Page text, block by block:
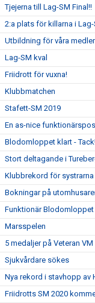
Tjejerna till Lag-SM Final!!
2:a plats för killarna i
Utbildning för våra
Lag-SM kval
Friidrott för vuxna!
Klubbmatchen
Stafett-SM 2019
En as-nice
Blodomloppet klart -
Stort deltagande i
Klubbrekord för
Bokningar på
Funktionär Blodomloppet
Marsspelen
5 medaljer på Veteran VM
Sjukvårdare sökes
Nya rekord i stavhopp av
Friidrotts SM 2020